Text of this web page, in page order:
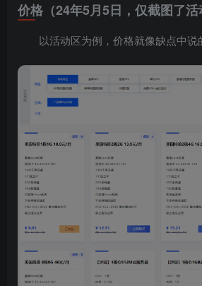
价格（24年5月5日，仅截图了活
以活动区为例，价格就像缺点中说